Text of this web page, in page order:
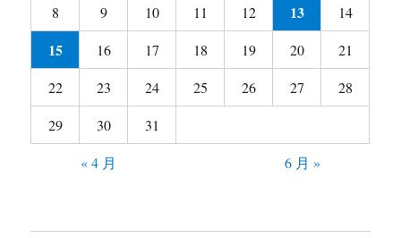
8
9 10 11 12 13 14
15 16 17 18 19 20
21
22
23 24 25 26 27
28
29
30
31
« 4 月
6 月 »